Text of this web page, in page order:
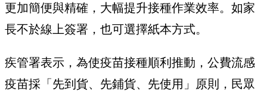
更加簡便與精確，大幅提升接種作業效率。如家
長不於線上簽署，也可選擇紙本方式。
疾管署表示，為使疫苗接種順利推動，公費流感
疫苗採「先到貨、先鋪貨、先使用」原則，民眾